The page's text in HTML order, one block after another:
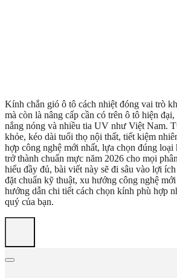
Kính chắn gió ô tô cách nhiệt đóng vai trò
mà còn là nâng cấp cần có trên ô tô hiện
nắng nóng và nhiều tia UV như Việt Nam.
khỏe, kéo dài tuổi thọ nội thất, tiết kiệm
hợp công nghệ mới nhất, lựa chọn đúng loại
trở thành chuẩn mực năm 2026 cho mọi
hiểu đầy đủ, bài viết này sẽ đi sâu vào lợi
đặt chuẩn kỹ thuật, xu hướng công nghệ mới
hướng dẫn chi tiết cách chọn kính phù hợp
quý của bạn.